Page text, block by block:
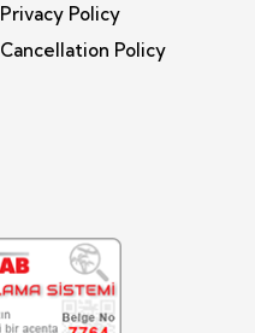
Privacy Policy
Cancellation Policy